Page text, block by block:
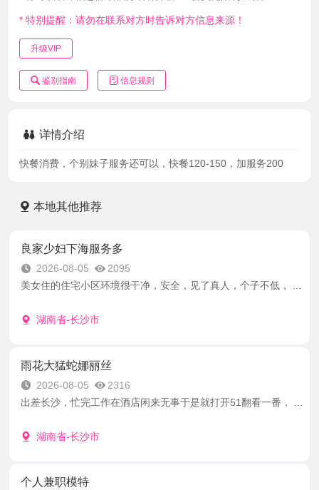
* 特别提醒：请勿在联系对方时告诉对方信息来源！
升级VIP
鉴别指南 信息规则
详情介绍
快餐消费，个别妹子服务还可以，快餐120-150，加服务200
本地其他推荐
良家少妇下海服务多
2026-08-05
2095
美女住的住宅小区环境很干净，安全，见了真人，个子不低， ...
湖南省-长沙市
雨花大猛蛇娜丽丝
2026-08-05
2316
出差长沙，忙完工作在酒店闲来无事于是就打开51翻看一番， ...
湖南省-长沙市
个人兼职模特